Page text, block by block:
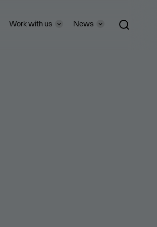
Work with us News